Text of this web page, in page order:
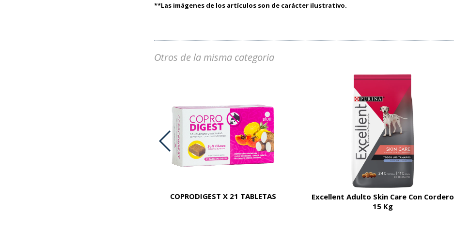
**Las imágenes de los artículos son de carácter ilustrativo.
Otros de la misma categoria
COPRODIGEST X 21 TABLETAS
Excellent Adulto Skin Care Con Cordero
15 Kg